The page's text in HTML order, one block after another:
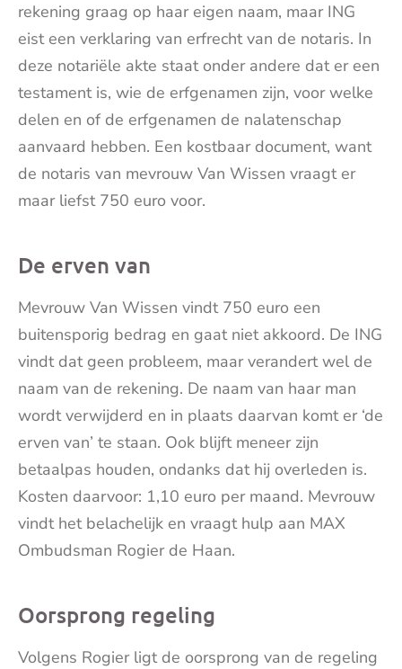
rekening graag op haar eigen naam, maar ING
eist een verklaring van erfrecht van de notaris. In
deze notariële akte staat onder andere dat er een
testament is, wie de erfgenamen zijn, voor welke
delen en of de erfgenamen de nalatenschap
aanvaard hebben. Een kostbaar document, want
de notaris van mevrouw Van Wissen vraagt er
maar liefst 750 euro voor.
De erven van
Mevrouw Van Wissen vindt 750 euro een
buitensporig bedrag en gaat niet akkoord. De ING
vindt dat geen probleem, maar verandert wel de
naam van de rekening. De naam van haar man
wordt verwijderd en in plaats daarvan komt er ‘de
erven van’ te staan. Ook blijft meneer zijn
betaalpas houden, ondanks dat hij overleden is.
Kosten daarvoor: 1,10 euro per maand. Mevrouw
vindt het belachelijk en vraagt hulp aan MAX
Ombudsman Rogier de Haan.
Oorsprong regeling
Volgens Rogier ligt de oorsprong van de regeling